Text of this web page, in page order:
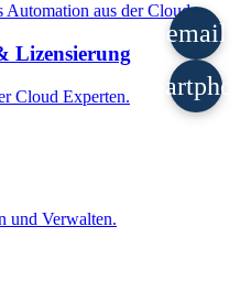
Automation aus der Cloud.
Lizensierung
Cloud Experten.
und Verwalten.
email